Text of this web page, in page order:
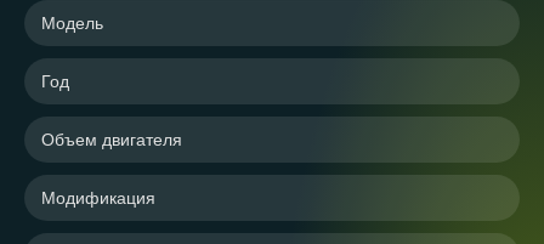
Модель
Год
Объем двигателя
Модификация